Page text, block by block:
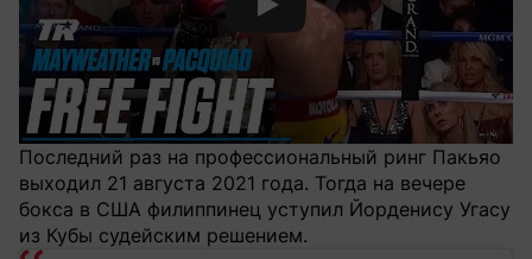
Смотреть видео YouTube
Последний раз на профессиональный ринг Пакьяо
выходил 21 августа 2021 года. Тогда на вечере
бокса в США филиппинец уступил Йорденису Угасу
из Кубы судейским решением.